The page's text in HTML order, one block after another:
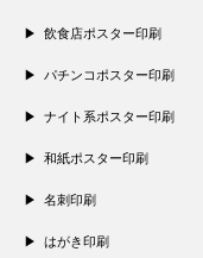
飲食店ポスター印刷
パチンコポスター印刷
ナイト系ポスター印刷
和紙ポスター印刷
名刺印刷
はがき印刷